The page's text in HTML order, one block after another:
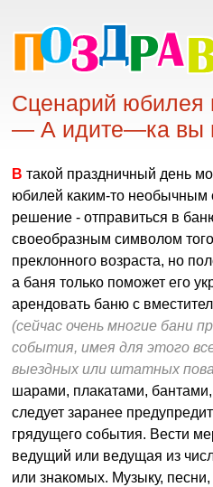
Сценарий юбилея
— А идите—ка вы
В такой праздничный день можно отпраздновать
юбилей каким-то необычным
решение - отправиться в
своеобразным символом
преклонного возраста, но
а баня только поможет его
арендовать баню с
(сейчас очень многие бани
события, имея для этого
выездных или штатных
шарами, плакатами, бантами,
следует заранее
грядущего события. Вести
ведущий или ведущая из
или знакомых. Музыку,